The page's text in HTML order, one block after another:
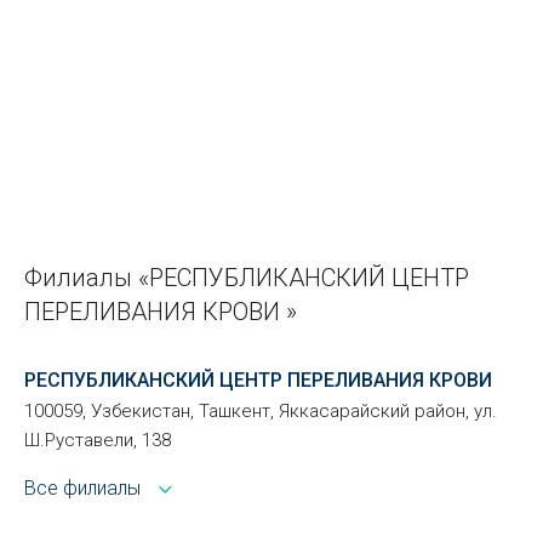
Филиалы «РЕСПУБЛИКАНСКИЙ ЦЕНТР
ПЕРЕЛИВАНИЯ КРОВИ »
РЕСПУБЛИКАНСКИЙ ЦЕНТР ПЕРЕЛИВАНИЯ КРОВИ
100059, Узбекистан, Ташкент, Яккасарайский район, ул.
Ш.Руставели, 138
Все филиалы